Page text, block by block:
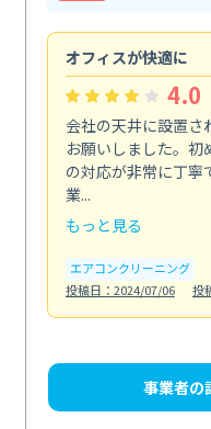
オフィスが快適に
4.0
会社の天井に設置さ
お願いしました。初
の対応が非常に丁寧
業...
もっと見る
エアコンクリーニング
投稿日：2024/07/06
投
事業者の